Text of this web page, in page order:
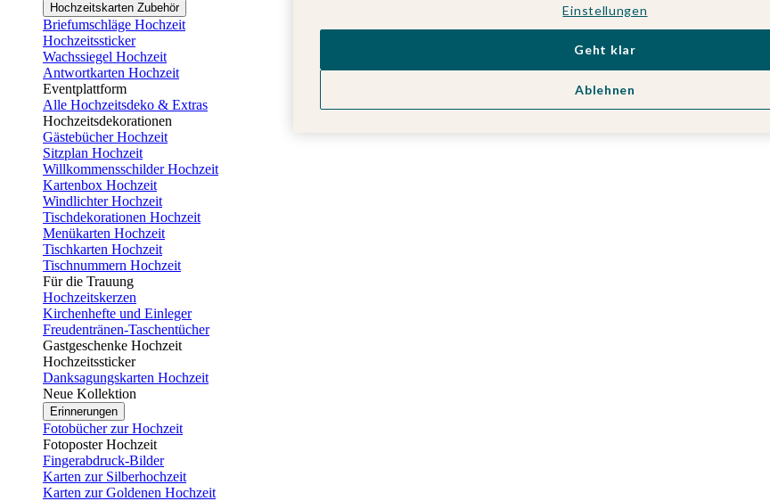
Hochzeitskarten Zubehör
Briefumschläge Hochzeit
Hochzeitssticker
Wachssiegel Hochzeit
Antwortkarten Hochzeit
Eventplattform
Alle Hochzeitsdeko & Extras
Hochzeitsdekorationen
Gästebücher Hochzeit
Sitzplan Hochzeit
Willkommensschilder Hochzeit
Kartenbox Hochzeit
Windlichter Hochzeit
Tischdekorationen Hochzeit
Menükarten Hochzeit
Tischkarten Hochzeit
Tischnummern Hochzeit
Für die Trauung
Hochzeitskerzen
Kirchenhefte und Einleger
Freudentränen-Taschentücher
Gastgeschenke Hochzeit
Hochzeitssticker
Danksagungskarten Hochzeit
Neue Kollektion
Erinnerungen
Fotobücher zur Hochzeit
Fotoposter Hochzeit
Fingerabdruck-Bilder
Karten zur Silberhochzeit
Karten zur Goldenen Hochzeit
Einstellungen
Ablehnen
Geht klar